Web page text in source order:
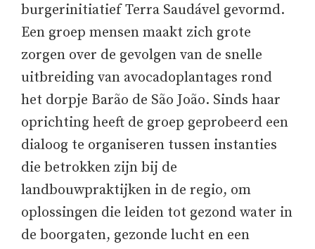
burgerinitiatief Terra Saudável gevormd.
Een groep mensen maakt zich grote
zorgen over de gevolgen van de snelle
uitbreiding van avocadoplantages rond
het dorpje Barão de São João. Sinds haar
oprichting heeft de groep geprobeerd een
dialoog te organiseren tussen instanties
die betrokken zijn bij de
landbouwpraktijken in de regio, om
oplossingen die leiden tot gezond water in
de boorgaten, gezonde lucht en een